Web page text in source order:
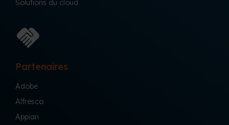
Solutions du cloud
Partenaires
Adobe
Alfresco
Appian